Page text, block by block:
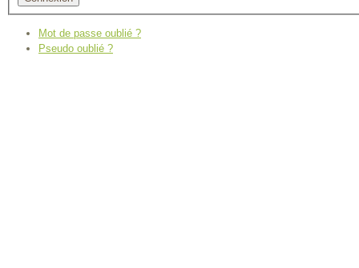
Mot de passe oublié ?
Pseudo oublié ?